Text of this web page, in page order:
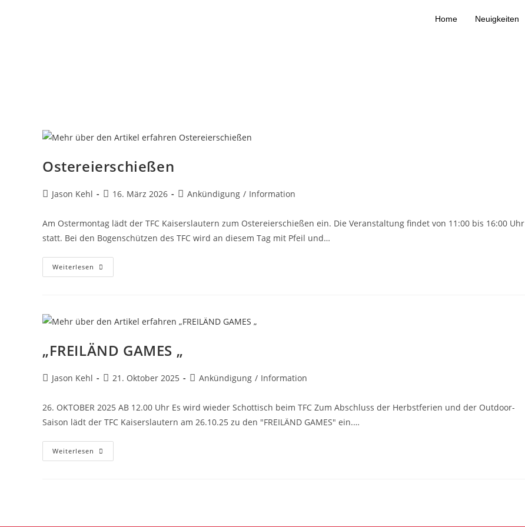
Home Neuigkeiten
Ostereierschießen
Jason Kehl 16. März 2026 Ankündigung / Information
Am Ostermontag lädt der TFC Kaiserslautern zum Ostereierschießen ein. Die Veranstaltung findet von 11:00 bis 16:00 Uhr
statt. Bei den Bogenschützen des TFC wird an diesem Tag mit Pfeil und…
Weiterlesen
„FREILÄND GAMES „
Jason Kehl 21. Oktober 2025 Ankündigung / Information
26. OKTOBER 2025 AB 12.00 Uhr Es wird wieder Schottisch beim TFC Zum Abschluss der Herbstferien und der Outdoor-
Saison lädt der TFC Kaiserslautern am 26.10.25 zu den "FREILÄND GAMES" ein.…
Weiterlesen